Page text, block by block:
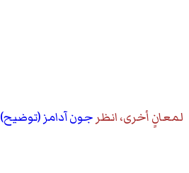
لمعانٍ أخرى، انظر جون آدامز (توضيح)